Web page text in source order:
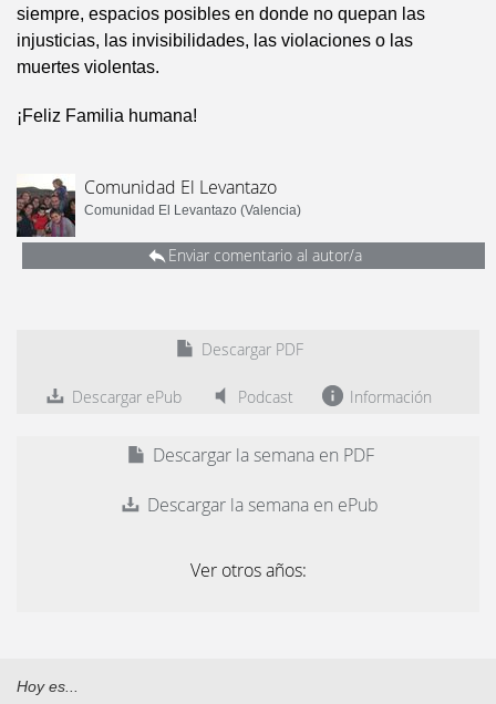
siempre, espacios posibles en donde no quepan las
injusticias, las invisibilidades, las violaciones o las
muertes violentas.
¡Feliz Familia humana!
Comunidad El Levantazo
Comunidad El Levantazo (Valencia)
Enviar comentario al autor/a
Descargar PDF
Descargar ePub Podcast Información
Descargar la semana en PDF
Descargar la semana en ePub
Ver otros años:
Hoy es...